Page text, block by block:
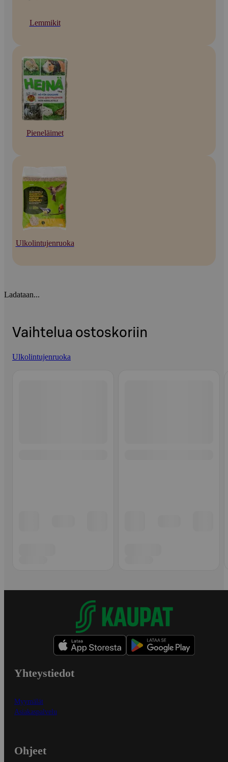
Lemmikit
Pieneläimet
Ulkolintujenruoka
Ladataan...
Vaihtelua ostoskoriin
Ulkolintujenruoka
Yhteystiedot
Myymälät
Asiakaspalvelu
Ohjeet